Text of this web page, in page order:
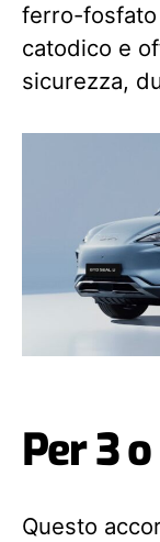
ferro-fosfato
catodico e
sicurezza,
Per 3
Questo